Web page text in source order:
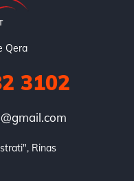
Qera
3102
Rinas